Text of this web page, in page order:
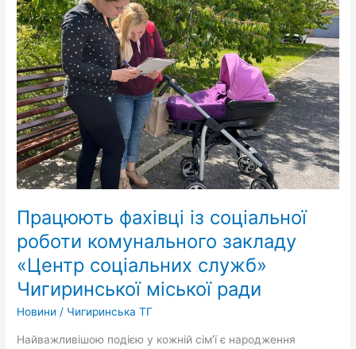
Працюють фахівці із соціальної
роботи комунального закладу
«Центр соціальних служб»
Чигиринської міської ради
Новини / Чигиринська ТГ
Найважливішою подією у кожній сім’ї є народження
соціальної
роботи
комунального
закладу
«Центр
соціальних
служб»
Чигиринської
міської
ради